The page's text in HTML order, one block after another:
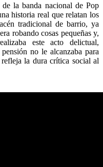
la banda nacional de Pop
historia real que relatan los
tradicional de barrio, ya
robando cosas pequeñas y,
este acto delictual,
no le alcanzaba para
la dura crítica social al